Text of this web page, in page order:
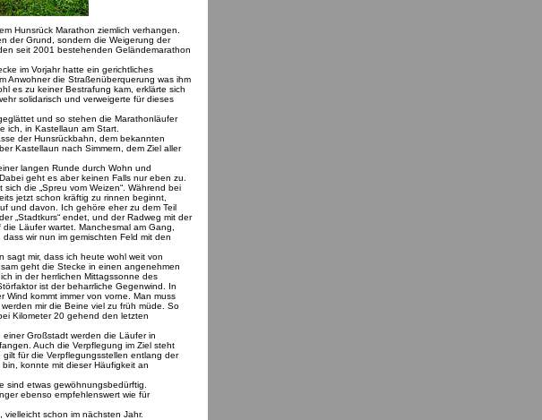
Hunsrück Marathon ziemlich verhangen.
der Grund, sondern die Weigerung der
seit 2001 bestehenden Geländemarathon
im Vorjahr hatte ein gerichtliches
Anwohner die Straßenüberquerung was ihm
es zu keiner Bestrafung kam, erklärte sich
solidarisch und verweigerte für dieses
und so stehen die Marathonläufer
ich, in Kastellaun am Start.
der Hunsrückbahn, dem bekannten
Kastellaun nach Simmern, dem Ziel aller
langen Runde durch Wohn und
geht es aber keinen Falls nur eben zu.
die „Spreu vom Weizen“. Während bei
jetzt schon kräftig zu rinnen beginnt,
und davon. Ich gehöre eher zu dem Teil
„Stadtkurs“ endet, und der Radweg mit der
Läufer wartet. Manchesmal am Gang,
wir nun im gemischten Feld mit den
sagt mir, dass ich heute wohl weit von
geht die Stecke in einen angenehmen
in der herrlichen Mittagssonne des
ist der beharrliche Gegenwind. In
kommt immer von vorne. Man muss
mir die Beine viel zu früh müde. So
Kilometer 20 gehend den letzten
Großstadt werden die Läufer in
Auch die Verpflegung im Ziel steht
für die Verpflegungsstellen entlang der
konnte mit dieser Häufigkeit an
sind etwas gewöhnungsbedürftig.
ebenso empfehlenswert wie für
schon im nächsten Jahr.